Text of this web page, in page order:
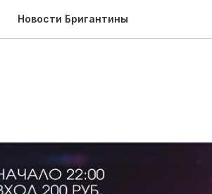
Новости Бригантины